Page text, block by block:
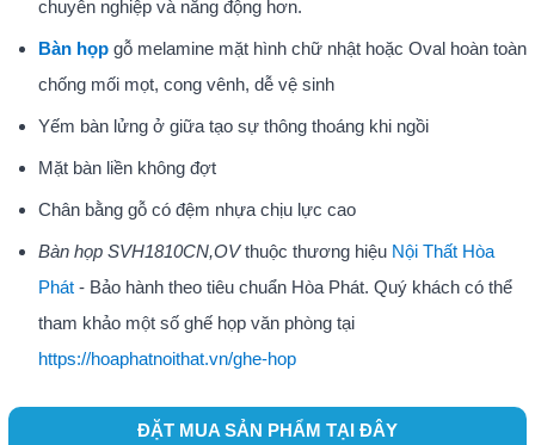
chuyên nghiệp và năng động hơn.
Bàn họpgỗ melamine mặt hình chữ nhật hoặc Oval hoàn toàn
chống mối mọt, cong vênh, dễ vệ sinh
Yếm bàn lửng ở giữa tạo sự thông thoáng khi ngồi
Mặt bàn liền không đợt
Chân bằng gỗ có đệm nhựa chịu lực cao
Bàn họp SVH1810CN,OVthuộc thương hiệu Nội Thất Hòa
Phát- Bảo hành theo tiêu chuẩn Hòa Phát. Quý khách có thể
tham khảo một số ghế họp văn phòng tại
https://hoaphatnoithat.vn/ghe-hop
ĐẶT MUA SẢN PHẨM TẠI ĐÂY